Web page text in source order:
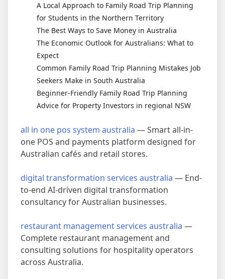
A Local Approach to Family Road Trip Planning
for Students in the Northern Territory
The Best Ways to Save Money in Australia
The Economic Outlook for Australians: What to
Expect
Common Family Road Trip Planning Mistakes Job
Seekers Make in South Australia
Beginner-Friendly Family Road Trip Planning
Advice for Property Investors in regional NSW
all in one pos system australia — Smart all-in-
one POS and payments platform designed for
Australian cafés and retail stores.
digital transformation services australia — End-
to-end AI-driven digital transformation
consultancy for Australian businesses.
restaurant management services australia —
Complete restaurant management and
consulting solutions for hospitality operators
across Australia.